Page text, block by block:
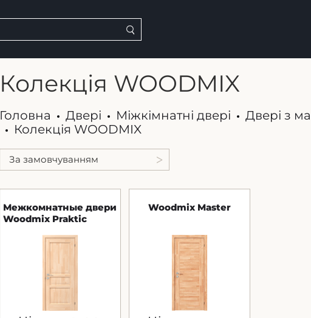
Колекція WOODMIX
Головна Двері Міжкімнатні двері
Двері з
Колекція WOODMIX
Межкомнатные двери
Woodmix Praktic
Woodmix Master